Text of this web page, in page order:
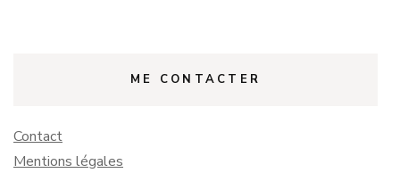
ME CONTACTER
Contact
Mentions légales